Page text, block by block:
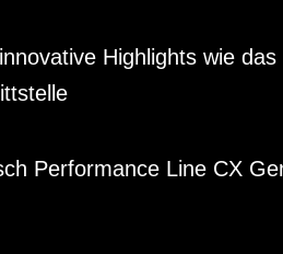
Highlights wie
Performance Line CX